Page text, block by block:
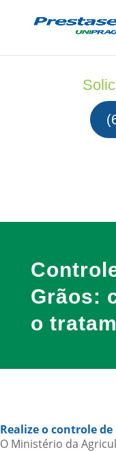
Grãos:
o
Realize o controle
O Ministério da